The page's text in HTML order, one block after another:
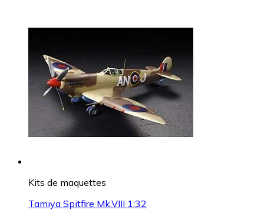
Kits de maquettes
Tamiya Spitfire Mk.VIII 1:32